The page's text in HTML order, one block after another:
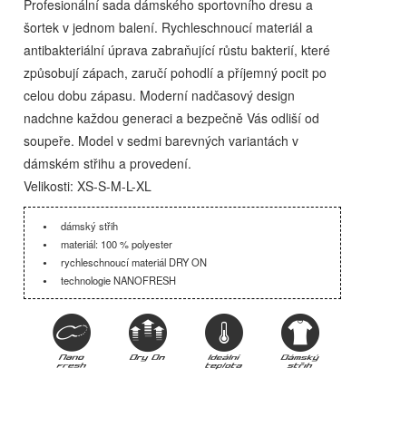
Profesionální sada dámského sportovního dresu a
šortek v jednom balení. Rychleschnoucí materiál a
antibakteriální úprava zabraňující růstu bakterií, které
způsobují zápach, zaručí pohodlí a příjemný pocit po
celou dobu zápasu. Moderní nadčasový design
nadchne každou generaci a bezpečně Vás odliší od
soupeře. Model v sedmi barevných variantách v
dámském střihu a provedení.
Velikosti: XS-S-M-L-XL
dámský střih
materiál: 100 % polyester
rychleschnoucí materiál DRY ON
technologie NANOFRESH